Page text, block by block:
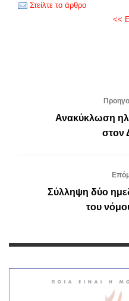
Στείλτε το άρθρο
<<
Ανακύκλωση
στον
Σύλληψη δύο
του